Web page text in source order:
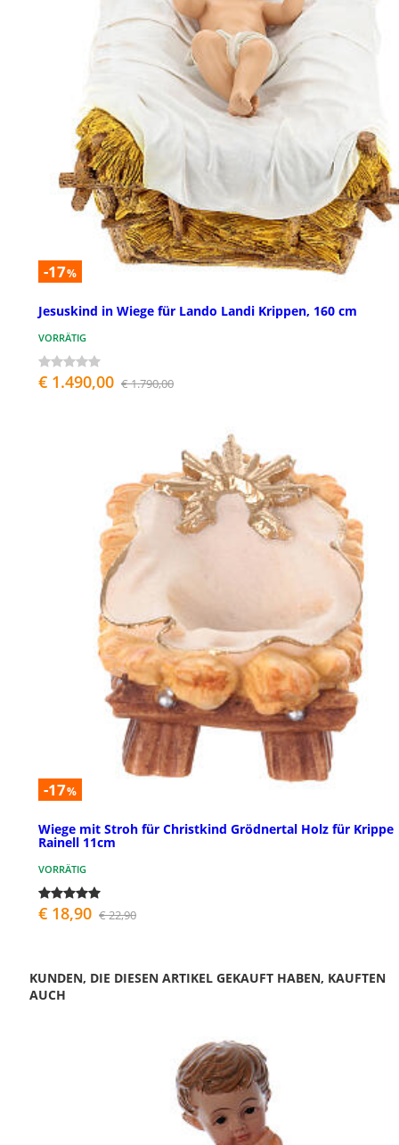
-17%
Jesuskind in Wiege für Lando Landi Krippen, 160 cm
VORRÄTIG
€ 1.490,00 € 1.790,00
-17%
Wiege mit Stroh für Christkind Grödnertal Holz für Krippe
Rainell 11cm
VORRÄTIG
€ 18,90 € 22,90
KUNDEN, DIE DIESEN ARTIKEL GEKAUFT HABEN, KAUFTEN
AUCH